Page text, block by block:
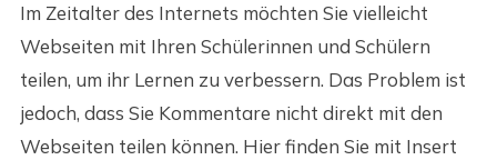
Im Zeitalter des Internets möchten Sie vielleicht
Webseiten mit Ihren Schülerinnen und Schülern
teilen, um ihr Lernen zu verbessern. Das Problem ist
jedoch, dass Sie Kommentare nicht direkt mit den
Webseiten teilen können. Hier finden Sie mit Insert